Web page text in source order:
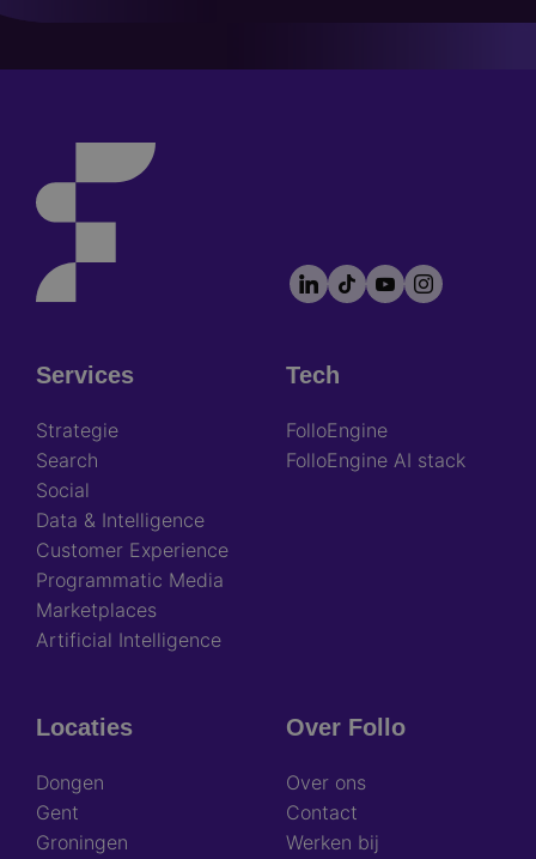
Footer
socials
LinkedIn
TikTokYouTubeInstagram
Footer
Services
Strategie
Search
Social
Data & Intelligence
Customer Experience
Programmatic Media
Marketplaces
Artificial Intelligence
Tech
FolloEngine
FolloEngine AI stack
Locaties
Dongen
Gent
Groningen
Over Follo
Over ons
Contact
Werken bij